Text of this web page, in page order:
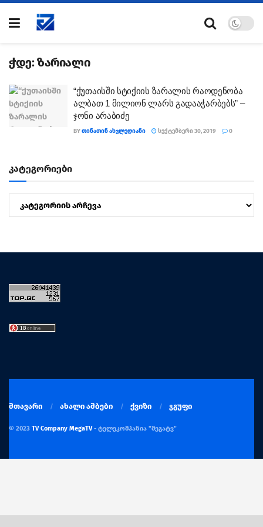
ჭდე:ზარიალი
“ქუთაისში სტიქიის ზარალის რაოდენობა
ალბათ 1 მილიონ ლარს გადააჭარბებს” –
ჯონი არაბიძე
BYᲗᲘᲜᲐᲗᲘᲜ ᲐᲮᲕᲚᲔᲓᲘᲐᲜᲘ ᲡᲔᲥᲢᲔᲛᲑᲔᲠᲘ 30, 2019 0
კატეგორიები
მთავარი ახალი ამბები ქვიზი ჯგუფი
© 2023 TV Company MegaTV- ტელეკომპანია "მეგატვ"